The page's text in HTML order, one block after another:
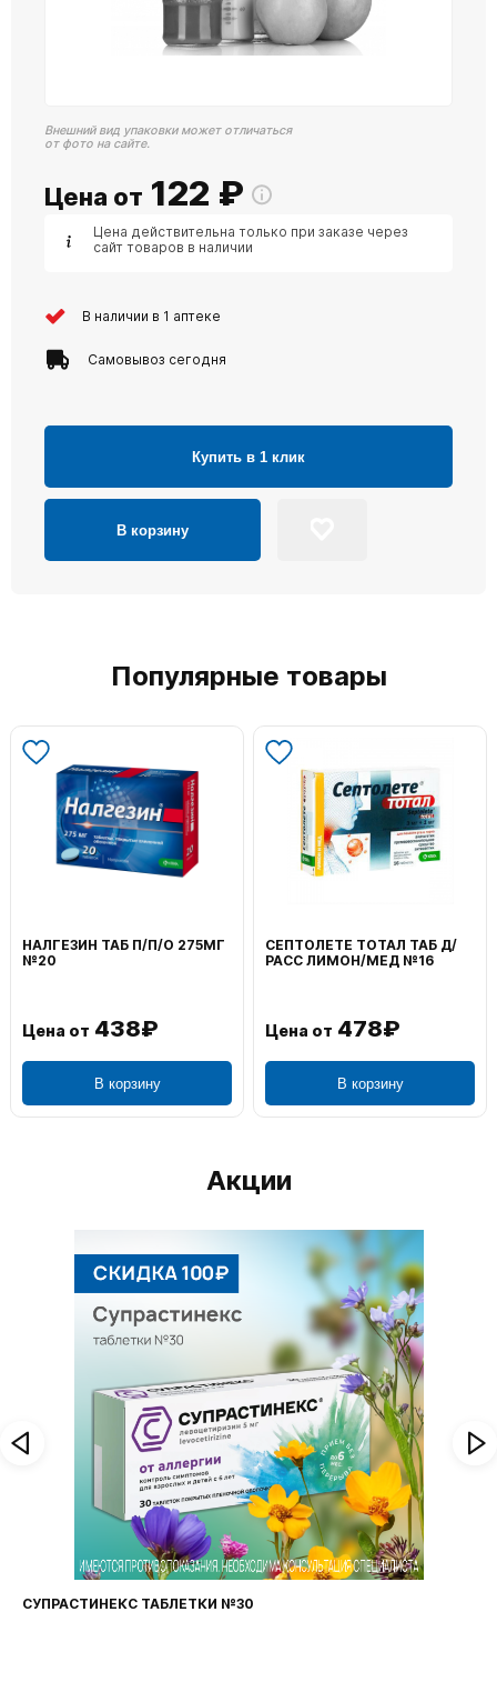
Внешний вид упаковки может отличаться
от фото на сайте.
Цена от 122 ₽
Цена действительна только при заказе через
сайт товаров в наличии
В наличии в 1 аптеке
Самовывоз сегодня
Купить в 1 клик
В корзину
Популярные товары
НАЛГЕЗИН ТАБ П/П/О 275МГ
№20
Цена от 438₽
В корзину
СЕПТОЛЕТЕ ТОТАЛ ТАБ Д/
РАСС ЛИМОН/МЕД №16
Цена от 478₽
В корзину
Акции
СУПРАСТИНЕКС ТАБЛЕТКИ №30